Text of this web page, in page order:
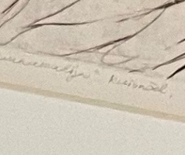
näyttely
Muistoja
näyttely
TAITEILIJOILLE